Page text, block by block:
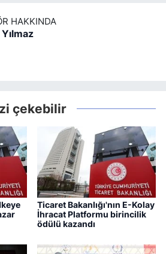
HAKKINDA
çekebilir
Ticaret Bakanlığı'nın E-Kolay
İhracat Platformu birincilik
ödülü kazandı